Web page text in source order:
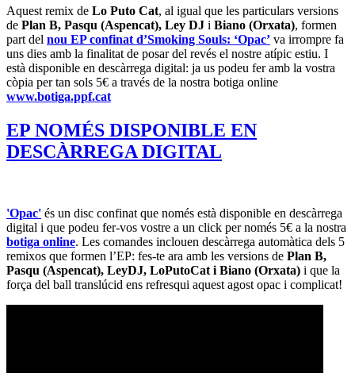
Aquest remix de Lo Puto Cat, al igual que les particulars versions
de Plan B, Pasqu (Aspencat), Ley DJ i Biano (Orxata), formen
part del nou EP confinat d’Smoking Souls: ‘Opac’ va irrompre fa
uns dies amb la finalitat de posar del revés el nostre atípic estiu. I
està disponible en descàrrega digital: ja us podeu fer amb la vostra
còpia per tan sols 5€ a través de la nostra botiga online
www.botiga.ppf.cat
EP NOMÉS DISPONIBLE EN
DESCÀRREGA DIGITAL
'Opac' és un disc confinat que només està disponible en descàrrega
digital i que podeu fer-vos vostre a un click per només 5€ a la nostra
botiga online. Les comandes inclouen descàrrega automàtica dels 5
remixos que formen l’EP: fes-te ara amb les versions de Plan B,
Pasqu (Aspencat), LeyDJ, LoPutoCat i Biano (Orxata) i que la
força del ball translúcid ens refresqui aquest agost opac i complicat!